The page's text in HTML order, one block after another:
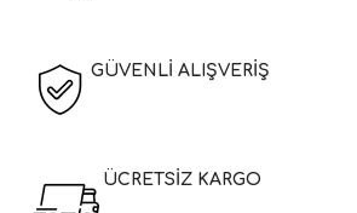
GÜVENLİ ALIŞVERİŞ
ÜCRETSİZ KARGO